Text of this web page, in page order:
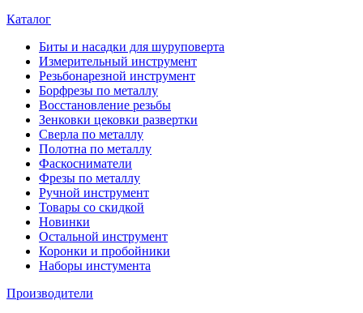
Каталог
Биты и насадки для шуруповерта
Измерительный инструмент
Резьбонарезной инструмент
Борфрезы по металлу
Восстановление резьбы
Зенковки цековки развертки
Сверла по металлу
Полотна по металлу
Фаскосниматели
Фрезы по металлу
Ручной инструмент
Товары со скидкой
Новинки
Остальной инструмент
Коронки и пробойники
Наборы инстумента
Производители